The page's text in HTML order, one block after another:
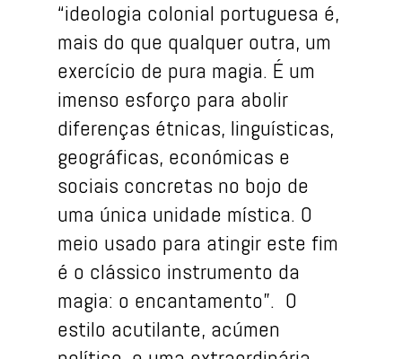
“ideologia colonial portuguesa é,
mais do que qualquer outra, um
exercício de pura magia. É um
imenso esforço para abolir
diferenças étnicas, linguísticas,
geográficas, económicas e
sociais concretas no bojo de
uma única unidade mística. O
meio usado para atingir este fim
é o clássico instrumento da
magia: o encantamento”. O
estilo acutilante, acúmen